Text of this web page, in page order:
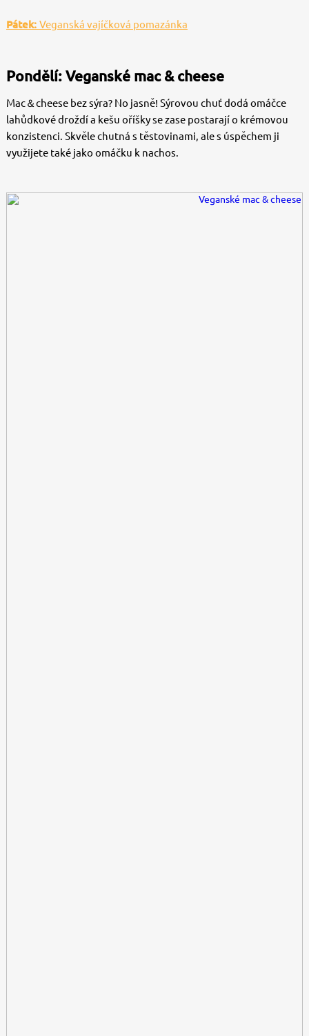
Pátek: Veganská vajíčková pomazánka
Pondělí: Veganské mac & cheese
Mac＆cheese bez sýra? No jasně! Sýrovou chuť dodá omáčce
lahůdkové droždí a kešu oříšky se zase postarají o krémovou
konzistenci. Skvěle chutná s těstovinami, ale s úspěchem ji
využijete také jako omáčku k nachos.